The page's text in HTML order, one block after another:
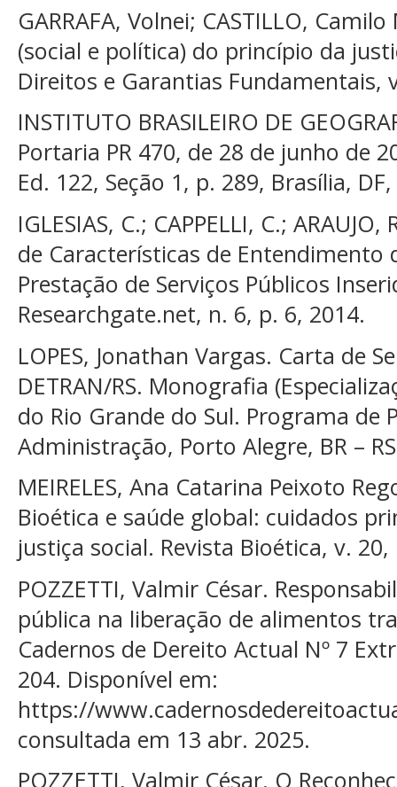
GARRAFA, Volnei; CASTILLO,
(social e política) do princípio da
Direitos e Garantias Fundamentais,
INSTITUTO BRASILEIRO DE
Portaria PR 470, de 28 de junho de
Ed. 122, Seção 1, p. 289, Brasília,
IGLESIAS, C.; CAPPELLI, C.;
de Características de Entendimento
Prestação de Serviços Públicos
Researchgate.net, n. 6, p. 6, 2014.
LOPES, Jonathan Vargas. Carta de
DETRAN/RS. Monografia
do Rio Grande do Sul. Programa de
Administração, Porto Alegre, BR –
MEIRELES, Ana Catarina Peixoto
Bioética e saúde global: cuidados
justiça social. Revista Bioética, v.
POZZETTI, Valmir César.
pública na liberação de alimentos
Cadernos de Dereito Actual Nº 7
204. Disponível em:
https://
consultada em 13 abr. 2025.
POZZETTI, Valmir César. O